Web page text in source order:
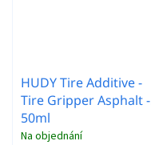
HUDY Tire Additive -
Tire Gripper Asphalt -
50ml
Na objednání